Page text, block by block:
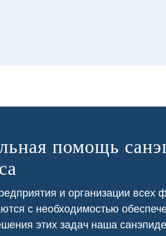
В приусадебном участке у нас
была проблема с борщевиком,
который портил внешний вид и
помощь
и организации всех
с необходимостью
этих задач наша